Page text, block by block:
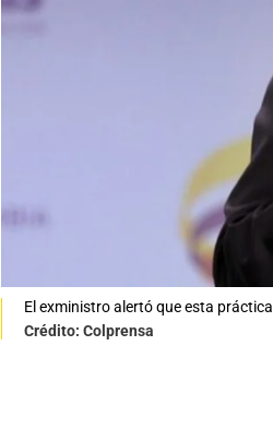
El exministro alertó que esta
Crédito: Colprensa